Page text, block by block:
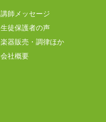
講師メッセージ
生徒保護者の声
楽器販売・調律ほか
会社概要